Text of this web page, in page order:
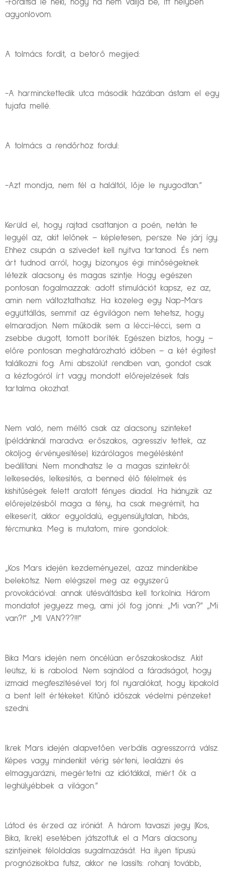
-Fordítsa le neki, hogy ha nem vallja be, itt helyben
agyonlövöm.
A tolmács fordít, a betörő megijed:
-A harminckettedik utca második házában ástam el egy
tujafa mellé.
A tolmács a rendőrhöz fordul:
-Azt mondja, nem fél a haláltól, lője le nyugodtan.”
Kerüld el, hogy rajtad csattanjon a poén, netán te
legyél az, akit lelőnek – képletesen, persze. Ne járj így.
Ehhez csupán a szívedet kell nyitva tartanod. És nem
árt tudnod arról, hogy bizonyos égi minőségeknek
létezik alacsony és magas szintje. Hogy egészen
pontosan fogalmazzak: adott stimulációt kapsz, ez az,
amin nem változtathatsz. Ha közeleg egy Nap-Mars
együttállás, semmit az égvilágon nem tehetsz, hogy
elmaradjon. Nem működik sem a lécci-lécci, sem a
zsebbe dugott, tömött boríték. Egészen biztos, hogy –
előre pontosan meghatározható időben – a két égitest
találkozni fog. Ami abszolút rendben van, gondot csak
a kézfogóról írt vagy mondott előrejelzések fals
tartalma okozhat.
Nem való, nem méltó csak az alacsony szinteket
(példánknál maradva: erőszakos, agresszív tettek, az
ököljog érvényesítése) kizárólagos megélésként
beállítani. Nem mondhatsz le a magas szintekről:
lelkesedés, lelkesítés, a benned élő félelmek és
kishitűségek felett aratott fényes diadal. Ha hiányzik az
előrejelzésből maga a fény, ha csak megrémít, ha
elkeserít, akkor egyoldalú, egyensúlytalan, hibás,
fércmunka. Meg is mutatom, mire gondolok:
„Kos Mars idején kezdeményezel, azaz mindenkibe
belekötsz. Nem elégszel meg az egyszerű
provokációval: annak ütésváltásba kell torkolnia. Három
mondatot jegyezz meg, ami jól fog jönni: „Mi van?” „Mi
van?!” „MI VAN???!!!”
Bika Mars idején nem öncélúan erőszakoskodsz. Akit
leütsz, ki is rabolod. Nem sajnálod a fáradságot, hogy
izmaid megfeszítésével törj föl nyaralókat, hogy kipakold
a bent lelt értékeket. Kitűnő időszak védelmi pénzeket
szedni.
Ikrek Mars idején alapvetően verbális agresszorrá válsz.
Képes vagy mindenkit vérig sérteni, lealázni és
elmagyarázni, megértetni az idiótákkal, miért ők a
leghülyébbek a világon.”
Látod és érzed az iróniát. A három tavaszi jegy (Kos,
Bika, Ikrek) esetében játszottuk el a Mars alacsony
szintjeinek féloldalas sugalmazását. Ha ilyen típusú
prognózisokba futsz, akkor ne lassíts: rohanj tovább,